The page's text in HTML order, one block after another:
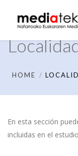
HOME
En esta sección
incluidas en el estudio